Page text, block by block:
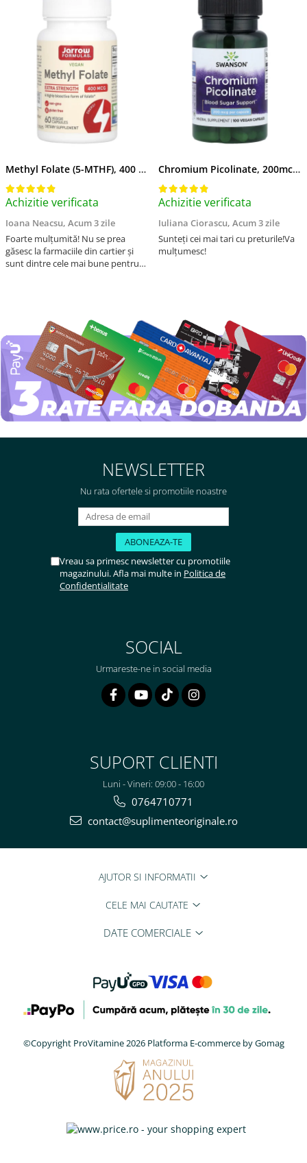
Methyl Folate (5-MTHF), 400 mcg, Jarrow Formulas, 60 capsule
Achizitie verificata
Ioana Neacsu, Acum 3 zile
Foarte mulțumită! Nu se prea
găsesc la farmaciile din cartier și
sunt dintre cele mai bune pentru
Chromium Picolinate, 200mcg, Swanson, 100 capsule SW922
Achizitie verificata
Iuliana Ciorascu, Acum 3 zile
Sunteți cei mai tari cu preturile!Va
mulțumesc!
NEWSLETTER
Nu rata ofertele si promotiile noastre
Vreau sa primesc newsletter cu promotiile
magazinului. Afla mai multe in Politica de
Confidentialitate
SOCIAL
Urmareste-ne in social media
SUPORT CLIENTI
Luni - Vineri: 09:00 - 16:00
0764710771
contact@suplimenteoriginale.ro
AJUTOR SI INFORMATII
CELE MAI CAUTATE
DATE COMERCIALE
©Copyright ProVitamine 2026 Platforma E-commerce by Gomag